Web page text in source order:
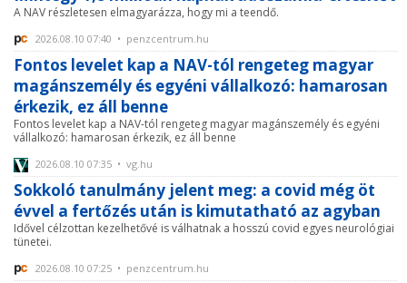
A NAV részletesen elmagyarázza, hogy mi a teendő.
2026.08.10 07:40 • penzcentrum.hu
Fontos levelet kap a NAV-tól rengeteg magyar
magánszemély és egyéni vállalkozó: hamarosan
érkezik, ez áll benne
Fontos levelet kap a NAV-tól rengeteg magyar magánszemély és egyéni
vállalkozó: hamarosan érkezik, ez áll benne
2026.08.10 07:35 • vg.hu
Sokkoló tanulmány jelent meg: a covid még öt
évvel a fertőzés után is kimutatható az agyban
Idővel célzottan kezelhetővé is válhatnak a hosszú covid egyes neurológiai
tünetei.
2026.08.10 07:25 • penzcentrum.hu